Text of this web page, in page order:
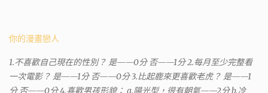
沒有正式的地政事務所，只有地政小而美工作站 ，也已經能處理大
到以後還真嚇了一跳，這一看就有問題。要是我拿著那不被承認、
有問題的幽靈合約恐怕還調不到資源。但我不知道審判時法官會不
你的漫畫戀人
1.不喜歡自己現在的性別？ 是——0分 否——1分 2.每月至少完整看
一次電影？ 是——1分 否——0分 3.比起鹿來更喜歡老虎？ 是——1
分 否——0分 4.喜歡男孩形貌： a.陽光型，很有朝氣——2分 b.冷